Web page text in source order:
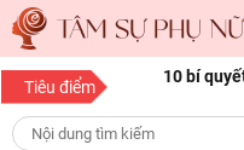
Tiêu điểm
mọi độ tuổi
15 bí